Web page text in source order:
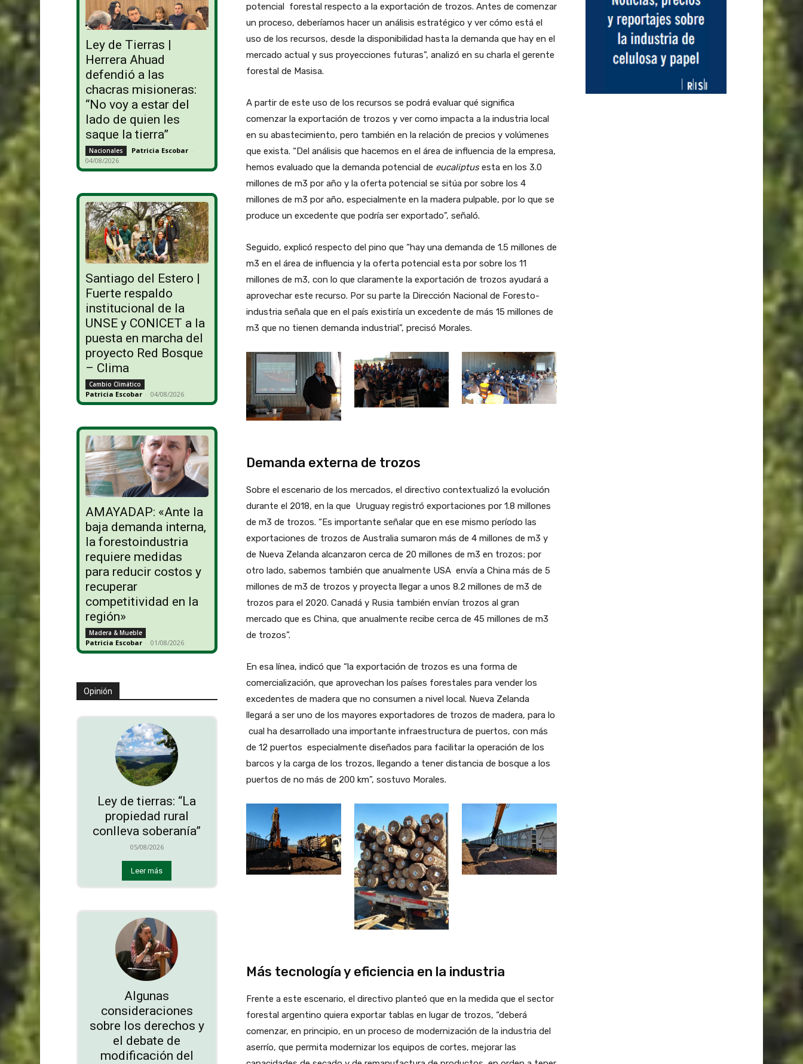
Ley de Tierras |
Herrera Ahuad
defendió a las
chacras misioneras:
“No voy a estar del
lado de quien les
saque la tierra”
Nacionales Patricia Escobar -
04/08/2026
Santiago del Estero |
Fuerte respaldo
institucional de la
UNSE y CONICET a la
puesta en marcha del
proyecto Red Bosque
– Clima
Cambio Climático
Patricia Escobar - 04/08/2026
AMAYADAP: «Ante la
baja demanda interna,
la forestoindustria
requiere medidas
para reducir costos y
recuperar
competitividad en la
región»
Madera & Mueble
Patricia Escobar - 01/08/2026
Opinión
Ley de tierras: “La
propiedad rural
conlleva soberanía”
05/08/2026
Leer más
Algunas
consideraciones
sobre los derechos y
el debate de
modificación del
potencial forestal respecto a la exportación de trozos. Antes de comenzar
un proceso, deberíamos hacer un análisis estratégico y ver cómo está el
uso de los recursos, desde la disponibilidad hasta la demanda que hay en el
mercado actual y sus proyecciones futuras”, analizó en su charla el gerente
forestal de Masisa.
A partir de este uso de los recursos se podrá evaluar qué significa
comenzar la exportación de trozos y ver como impacta a la industria local
en su abastecimiento, pero también en la relación de precios y volúmenes
que exista. “Del análisis que hacemos en el área de influencia de la empresa,
hemos evaluado que la demanda potencial de eucaliptusesta en los 3.0
millones de m3 por año y la oferta potencial se sitúa por sobre los 4
millones de m3 por año, especialmente en la madera pulpable, por lo que se
produce un excedente que podría ser exportado”, señaló.
Seguido, explicó respecto del pino que “hay una demanda de 1.5 millones de
m3 en el área de influencia y la oferta potencial esta por sobre los 11
millones de m3, con lo que claramente la exportación de trozos ayudará a
aprovechar este recurso. Por su parte la Dirección Nacional de Foresto-
industria señala que en el país existiría un excedente de más 15 millones de
m3 que no tienen demanda industrial”, precisó Morales.
Demanda externa de trozos
Sobre el escenario de los mercados, el directivo contextualizó la evolución
durante el 2018, en la que Uruguay registró exportaciones por 1.8 millones
de m3 de trozos. “Es importante señalar que en ese mismo período las
exportaciones de trozos de Australia sumaron más de 4 millones de m3 y
de Nueva Zelanda alcanzaron cerca de 20 millones de m3 en trozos; por
otro lado, sabemos también que anualmente USA envía a China más de 5
millones de m3 de trozos y proyecta llegar a unos 8.2 millones de m3 de
trozos para el 2020. Canadá y Rusia también envían trozos al gran
mercado que es China, que anualmente recibe cerca de 45 millones de m3
de trozos”.
En esa línea, indicó que “la exportación de trozos es una forma de
comercialización, que aprovechan los países forestales para vender los
excedentes de madera que no consumen a nivel local. Nueva Zelanda
llegará a ser uno de los mayores exportadores de trozos de madera, para lo
cual ha desarrollado una importante infraestructura de puertos, con más
de 12 puertos especialmente diseñados para facilitar la operación de los
barcos y la carga de los trozos, llegando a tener distancia de bosque a los
puertos de no más de 200 km”, sostuvo Morales.
Más tecnología y eficiencia en la industria
Frente a este escenario, el directivo planteó que en la medida que el sector
forestal argentino quiera exportar tablas en lugar de trozos, “deberá
comenzar, en principio, en un proceso de modernización de la industria del
aserrío, que permita modernizar los equipos de cortes, mejorar las